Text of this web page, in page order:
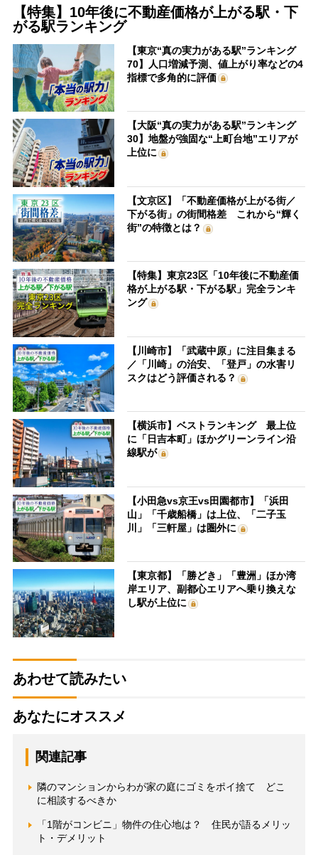
【特集】10年後に不動産価格が上がる駅・下
がる駅ランキング
【東京“真の実力がある駅”ランキング
70】人口増減予測、値上がり率などの4
指標で多角的に評価
【大阪“真の実力がある駅”ランキング
30】地盤が強固な“上町台地”エリアが
上位に
【文京区】「不動産価格が上がる街／
下がる街」の街間格差 これから“輝く
街”の特徴とは？
【特集】東京23区「10年後に不動産価
格が上がる駅・下がる駅」完全ランキ
ング
【川崎市】「武蔵中原」に注目集まる
／「川崎」の治安、「登戸」の水害リ
スクはどう評価される？
【横浜市】ベストランキング 最上位
に「日吉本町」ほかグリーンライン沿
線駅が
【小田急vs京王vs田園都市】「浜田
山」「千歳船橋」は上位、「二子玉
川」「三軒屋」は圏外に
【東京都】「勝どき」「豊洲」ほか湾
岸エリア、副都心エリアへ乗り換えな
し駅が上位に
あわせて読みたい
あなたにオススメ
関連記事
隣のマンションからわが家の庭にゴミをポイ捨て どこ
に相談するべきか
「1階がコンビニ」物件の住心地は？ 住民が語るメリッ
ト・デメリット